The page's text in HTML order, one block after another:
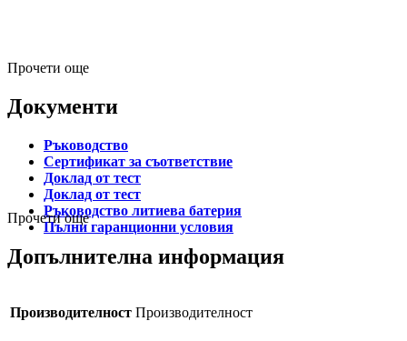
Прочети още
Документи
Ръководство
Сертификат за съответствие
Доклад от тест
Доклад от тест
Ръководство литиева батерия
Пълни гаранционни условия
Прочети още
Допълнителна информация
Производителност Производителност